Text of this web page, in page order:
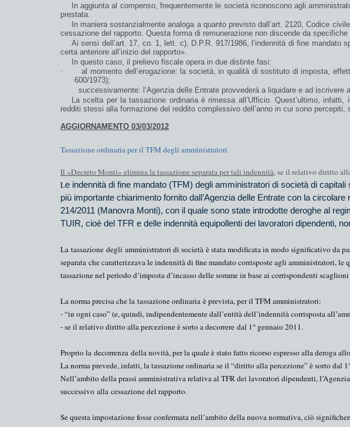
In aggiunta al compenso, frequentemente le società riconoscono agli
prestata.
In maniera sostanzialmente analoga a quanto previsto dall’art. 2120, Codice
cessazione del rapporto . Questa forma di remunerazione non discende da specifiche
Ai sensi dell’art. 17, co. 1, lett. c), D.P.R. 917/1986, l’indennità di fine mandato
certa anteriore all’inizio del rapporto».
In questo caso, il prelievo fiscaleopera in due distinte fasi:
·
al momento dell’erogazione: la società, in qualità di sostituto di imposta,
600/1973);
·
successivamente: l’Agenzia delle Entrate provvederà a liquidare e ad iscrivere
Lasceltaper latassazione ordinariaè rimessa all’Ufficio. Quest’ultimo, infatti,
redditi stessi alla formazione del reddito complessivo dell’anno in cui sono
AGGIORNAMENTO 03/03/2012
Tassazione ordinaria per il TFM degli amministratori
Il «Decreto Monti» elimina la tassazione separata per tali indennità,seil relativo diritto
Le indennità di fine mandato (TFM) degli amministratori di società di
più importante chiarimento fornito dall’Agenzia delle Entrate con la
214/2011 (Manovra Monti), con il quale sono state introdotte deroghe al
TUIR, cioè del TFR e delle indennità equipollenti dei lavoratori dipendenti,
La tassazione degli amministratori di società è stata modificata in modo significativo da
separata che caratterizzava le indennità di fine mandato corrisposte agli amministratori,
tassazione nel periodo d’imposta d’incasso delle somme in base ai corrispondenti
La norma precisa che la tassazione ordinaria è prevista, per il TFM amministratori:
- “in ogni caso” (e, quindi, indipendentemente dall’entità dell’indennità corrisposta
- se il relativo diritto alla percezione è sorto a decorrere dal 1° gennaio 2011.
Proprio la decorrenza della novità, per la quale è stato fatto ricorso espresso alla deroga
La norma prevede, infatti, la tassazione ordinaria se il “diritto alla percezione” è sorto dal
Nell’ambito della prassi amministrativa relativa al TFR dei lavoratori dipendenti,
successivo alla cessazione del rapporto.
Se questa impostazione fosse confermata nell’ambito della nuova normativa, ciò